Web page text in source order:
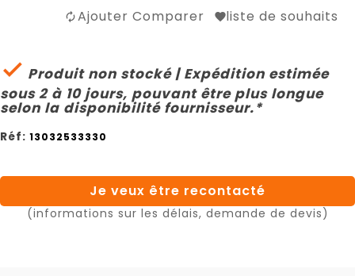
Ajouter Comparer liste de souhaits
 Produit non stocké | Expédition estimée
sous 2 à 10 jours, pouvant être plus longue
selon la disponibilité fournisseur.*
Réf: 13032533330
Je veux être recontacté
(informations sur les délais, demande de devis)